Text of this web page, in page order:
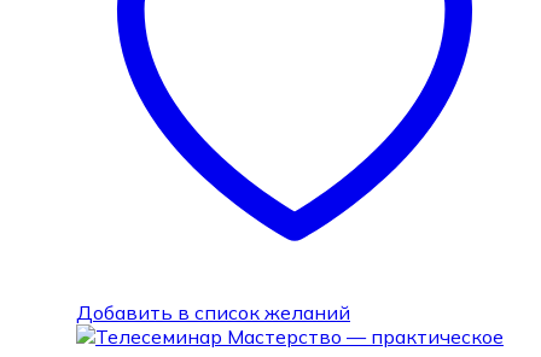
Добавить в список желаний